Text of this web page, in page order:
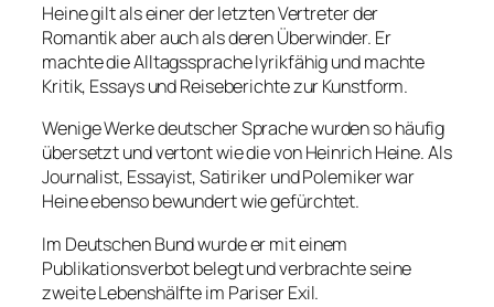
Heine gilt als einer der letzten Vertreter der
Romantik aber auch als deren Überwinder. Er
machte die Alltagssprache lyrikfähig und machte
Kritik, Essays und Reiseberichte zur Kunstform.
Wenige Werke deutscher Sprache wurden so häufig
übersetzt und vertont wie die von Heinrich Heine. Als
Journalist, Essayist, Satiriker und Polemiker war
Heine ebenso bewundert wie gefürchtet.
Im Deutschen Bund wurde er mit einem
Publikationsverbot belegt und verbrachte seine
zweite Lebenshälfte im Pariser Exil.